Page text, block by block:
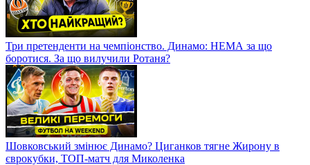
Три претенденти на чемпіонство. Динамо: НЕМА за що
боротися. За що вилучили Ротаня?
Шовковський змінює Динамо? Циганков тягне Жирону в
єврокубки, ТОП-матч для Миколенка